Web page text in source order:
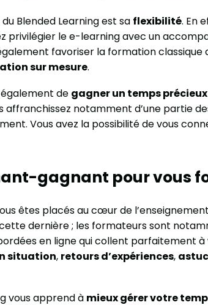
Blended Learning est sa flexibilité. En
privilégier le e-learning avec un
favoriser la formation classique
sur mesure.
de gagner un temps précieux
affranchissez notamment d’une partie
Vous avez la possibilité de vous
gagnant pour vous
êtes placés au cœur de
dernière ; les formateurs sont
en ligne qui collent parfaitement
situation, retours d’expériences,
vous apprend à mieux gérer votre